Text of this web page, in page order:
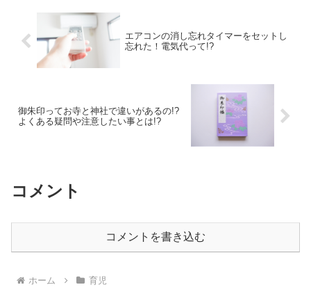
エアコンの消し忘れタイマーをセットし
忘れた！電気代って!?
御朱印ってお寺と神社で違いがあるの!?
よくある疑問や注意したい事とは!?
コメント
コメントを書き込む
ホーム 育児